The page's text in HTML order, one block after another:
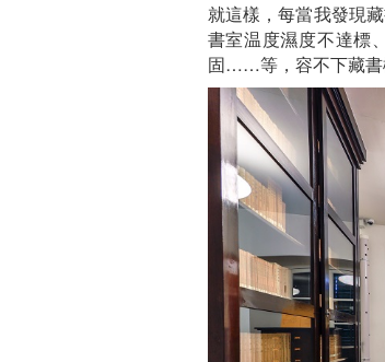
就這樣，每當我發現
書室温度濕度不達標
固……等，容不下藏書